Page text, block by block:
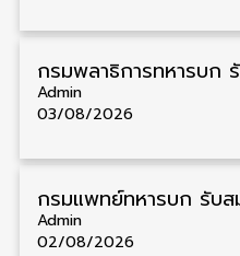
Admin
03/08/2026
Admin
02/08/2026